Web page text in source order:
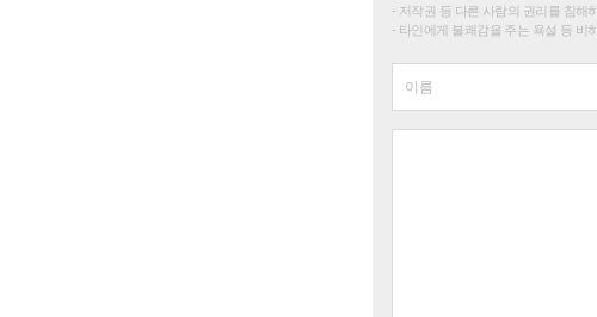
저작권 등 다른 사람의 권리를 침해
타인에게 불쾌감을 주는 욕설 등 비